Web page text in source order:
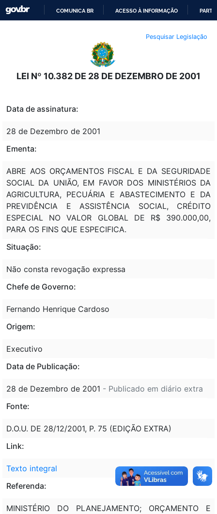
O
CONTEÚDO
COMUNICA BR ACESSO À INFORMAÇÃO
Pesquisar Legislação
LEI Nº 10.382 DE 28 DE DEZEMBRO DE 2001
Data de assinatura:
28 de Dezembro de 2001
Ementa:
ABRE AOS ORÇAMENTOS FISCAL E DA SEGURIDADE
SOCIAL DA UNIÃO, EM FAVOR DOS MINISTÉRIOS DA
AGRICULTURA, PECUÁRIA E ABASTECIMENTO E DA
PREVIDÊNCIA E ASSISTÊNCIA SOCIAL, CRÉDITO
ESPECIAL NO VALOR GLOBAL DE R$ 390.000,00,
PARA OS FINS QUE ESPECIFICA.
Situação:
Não consta revogação expressa
Chefe de Governo:
Fernando Henrique Cardoso
Origem:
Executivo
Data de Publicação:
28 de Dezembro de 2001 - Publicado em diário extra
Fonte:
D.O.U. DE 28/12/2001, P. 75 (EDIÇÃO EXTRA)
Link:
Texto integral
Referenda:
MINISTÉRIO DO PLANEJAMENTO; ORÇAMENTO E